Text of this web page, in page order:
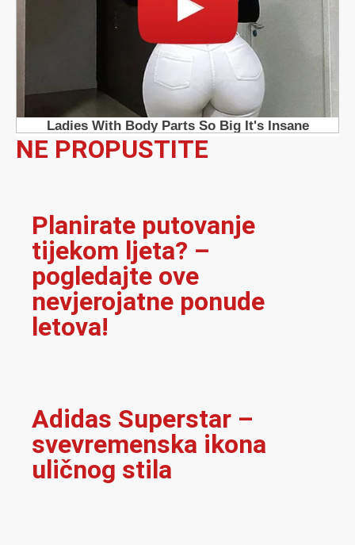
NE PROPUSTITE
Planirate putovanje
tijekom ljeta? –
pogledajte ove
nevjerojatne ponude
letova!
Adidas Superstar –
svevremenska ikona
uličnog stila